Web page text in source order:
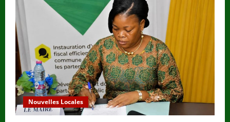
Nouvelles Locales